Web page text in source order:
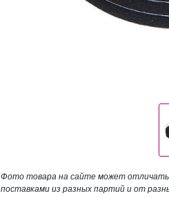
Фото товара на сайте может
поставками из разных партий и от